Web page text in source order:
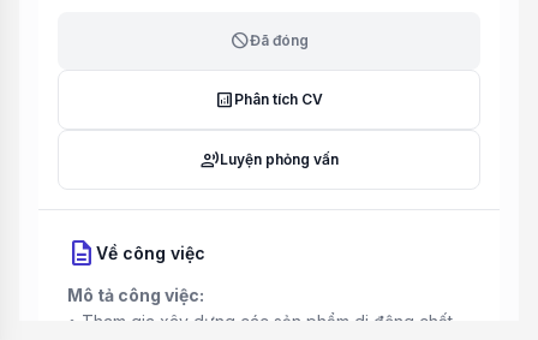
blockĐã đóng
analytics Phân tích CV
record_voice_overLuyện phỏng vấn
description Về công việc
Mô tả công việc:
• Tham gia xây dựng các sản phẩm di động chất